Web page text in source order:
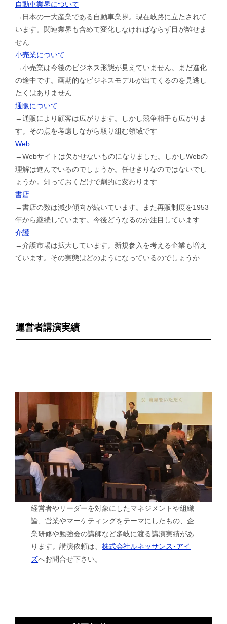
自動車業界について
→日本の一大産業である自動車業界。現在岐路に立たされて
います。関連業界も含めて変化しなければならず目が離せま
せん
小売業について
→小売業は今後のビジネス形態が見えていません。まだ進化
の途中です。画期的なビジネスモデルが出てくるのを見逃し
たくはありません
通販について
→通販により顧客は広がります。しかし競争相手も広がりま
す。その点を考慮しながら取り組む領域です
Web
→Webサイトは欠かせないものになりました。しかしWebの
理解は進んでいるのでしょうか。任せきりなのではないでし
ょうか。知っておくだけで劇的に変わります
書店
→書店の数は減少傾向が続いています。また再販制度を1953
年から継続しています。今後どうなるのか注目しています
介護
→介護市場は拡大しています。新規参入を考える企業も増え
ています。その実態はどのようになっているのでしょうか
運営者講演実績
経営者やリーダーを対象にしたマネジメントや組織
論、営業やマーケティングをテーマにしたもの、企
業研修や勉強会の講師など多岐に渡る講演実績があ
ります。講演依頼は、株式会社ルネッサンス･アイ
ズへお問合せ下さい。